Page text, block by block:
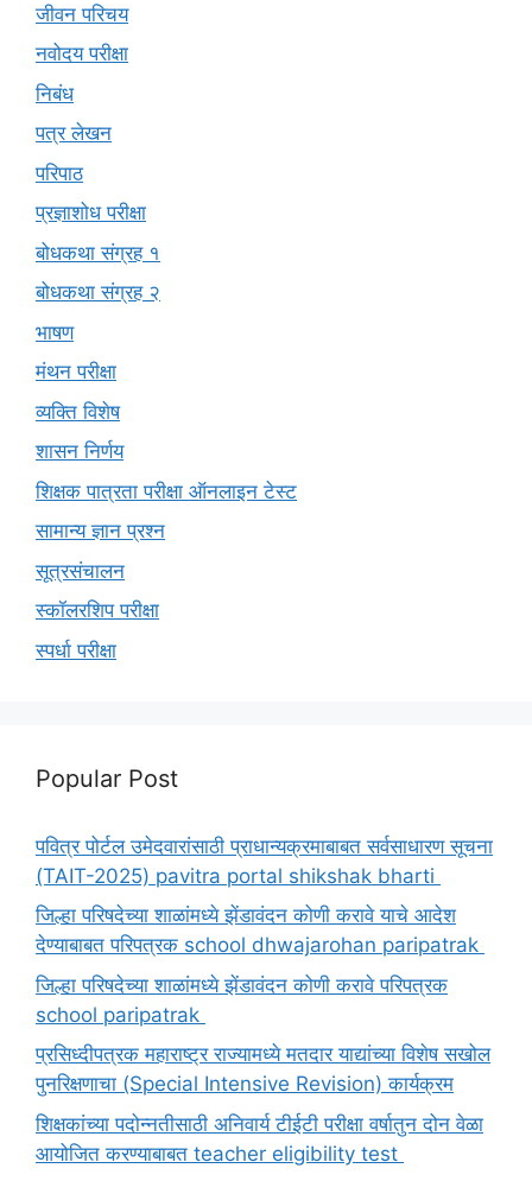
जीवन परिचय
नवोदय परीक्षा
निबंध
पत्र लेखन
परिपाठ
प्रज्ञाशोध परीक्षा
बोधकथा संग्रह १
बोधकथा संग्रह २
भाषण
मंथन परीक्षा
व्यक्ति विशेष
शासन निर्णय
शिक्षक पात्रता परीक्षा ऑनलाइन टेस्ट
सामान्य ज्ञान प्रश्न
सूत्रसंचालन
स्कॉलरशिप परीक्षा
स्पर्धा परीक्षा
Popular Post
पवित्र पोर्टल उमेदवारांसाठी प्राधान्यक्रमाबाबत सर्वसाधारण सूचना
(TAIT-2025) pavitra portal shikshak bharti
जिल्हा परिषदेच्या शाळांमध्ये झेंडावंदन कोणी करावे याचे आदेश
देण्याबाबत परिपत्रक school dhwajarohan paripatrak
जिल्हा परिषदेच्या शाळांमध्ये झेंडावंदन कोणी करावे परिपत्रक
school paripatrak
प्रसिध्दीपत्रक महाराष्ट्र राज्यामध्ये मतदार याद्यांच्या विशेष सखोल
पुनरिक्षणाचा (Special Intensive Revision) कार्यक्रम
शिक्षकांच्या पदोन्नतीसाठी अनिवार्य टीईटी परीक्षा वर्षातुन दोन वेळा
आयोजित करण्याबाबत teacher eligibility test